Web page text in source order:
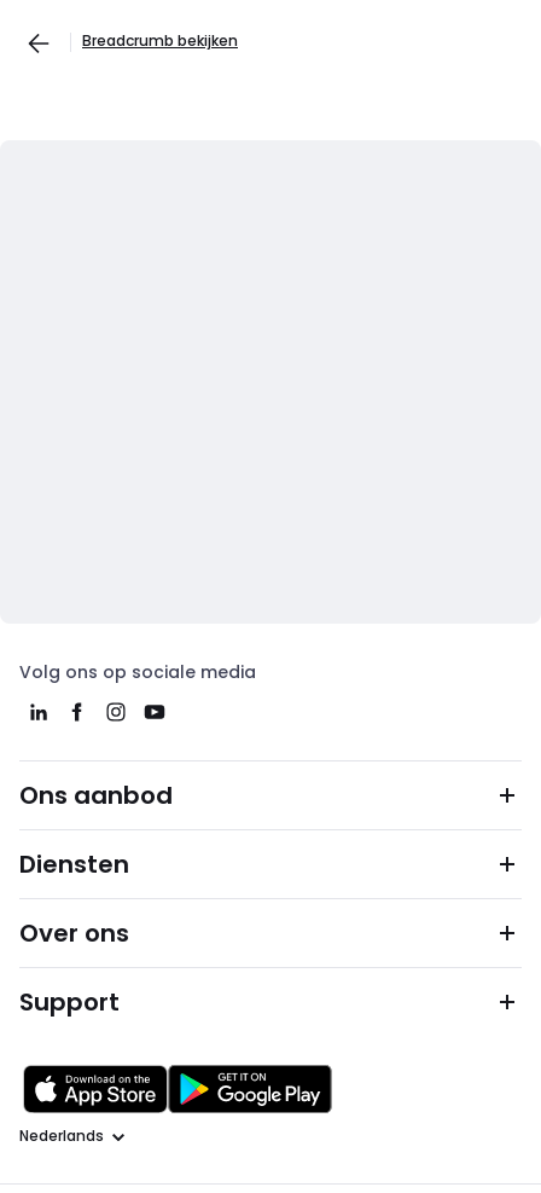
Breadcrumb bekijken
Volg ons op sociale media
Ons aanbod
Diensten
Over ons
Support
Taal